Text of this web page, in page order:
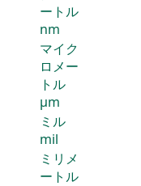
ートル
nm
マイク
ロメー
トル
μm
ミル
mil
ミリメ
ートル